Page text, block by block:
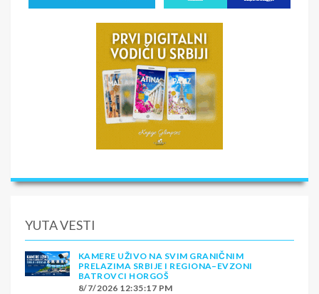
YUTA VESTI
KAMERE UŽIVO NA SVIM GRANIČNIM
PRELAZIMA SRBIJE I REGIONA–EVZONI
BATROVCI HORGOŠ
8/7/2026 12:35:17 PM